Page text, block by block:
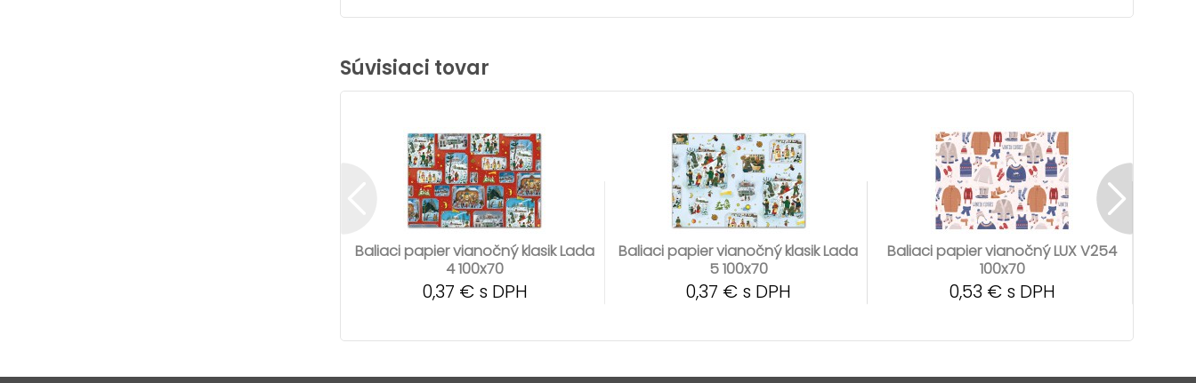
Súvisiaci tovar
Baliaci papier vianočný klasik Lada
4 100x70
0,37 € s DPH
Baliaci papier vianočný klasik Lada
5 100x70
0,37 € s DPH
Baliaci papier vianočný LUX V254
100x70
0,53 € s DPH